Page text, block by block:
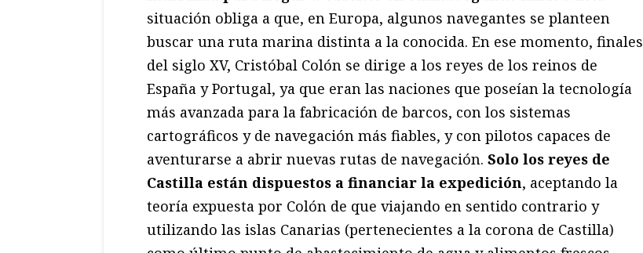
situación obliga a que, en Europa, algunos navegantes se planteen
buscar una ruta marina distinta a la conocida. En ese momento, finales
del siglo XV, Cristóbal Colón se dirige a los reyes de los reinos de
España y Portugal, ya que eran las naciones que poseían la tecnología
más avanzada para la fabricación de barcos, con los sistemas
cartográficos y de navegación más fiables, y con pilotos capaces de
aventurarse a abrir nuevas rutas de navegación. Solo los reyes de
Castilla están dispuestos a financiar la expedición, aceptando la
teoría expuesta por Colón de que viajando en sentido contrario y
utilizando las islas Canarias (pertenecientes a la corona de Castilla)